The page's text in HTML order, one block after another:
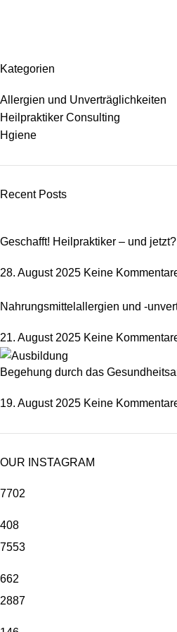
Kategorien
Allergien und Unverträglichkeiten
Heilpraktiker Consulting
Hgiene
Recent Posts
Geschafft! Heilpraktiker – und
28. August 2025 Keine
Nahrungsmittelallergien und -
21. August 2025 Keine
Begehung durch das
19. August 2025 Keine
OUR INSTAGRAM
7702
408
7553
662
2887